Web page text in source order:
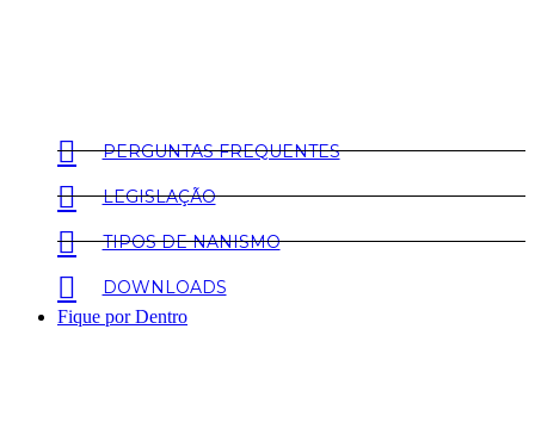
PERGUNTAS FREQUENTES
LEGISLAÇÃO
TIPOS DE NANISMO
DOWNLOADS
Fique por Dentro